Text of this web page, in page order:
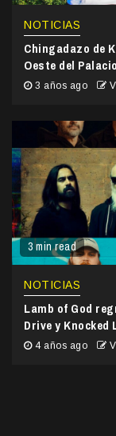
NOTICIAS
Chingadazo de
Oeste del
3 años ago
3 min read
NOTICIAS
Lamb of God
Drive y Knocked
4 años ago